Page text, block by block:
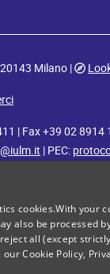
Milano |
| Fax +39 02 8914
| PEC:
radio movie
cookies.With your
also be processed
all (except
ourCookie Policy,